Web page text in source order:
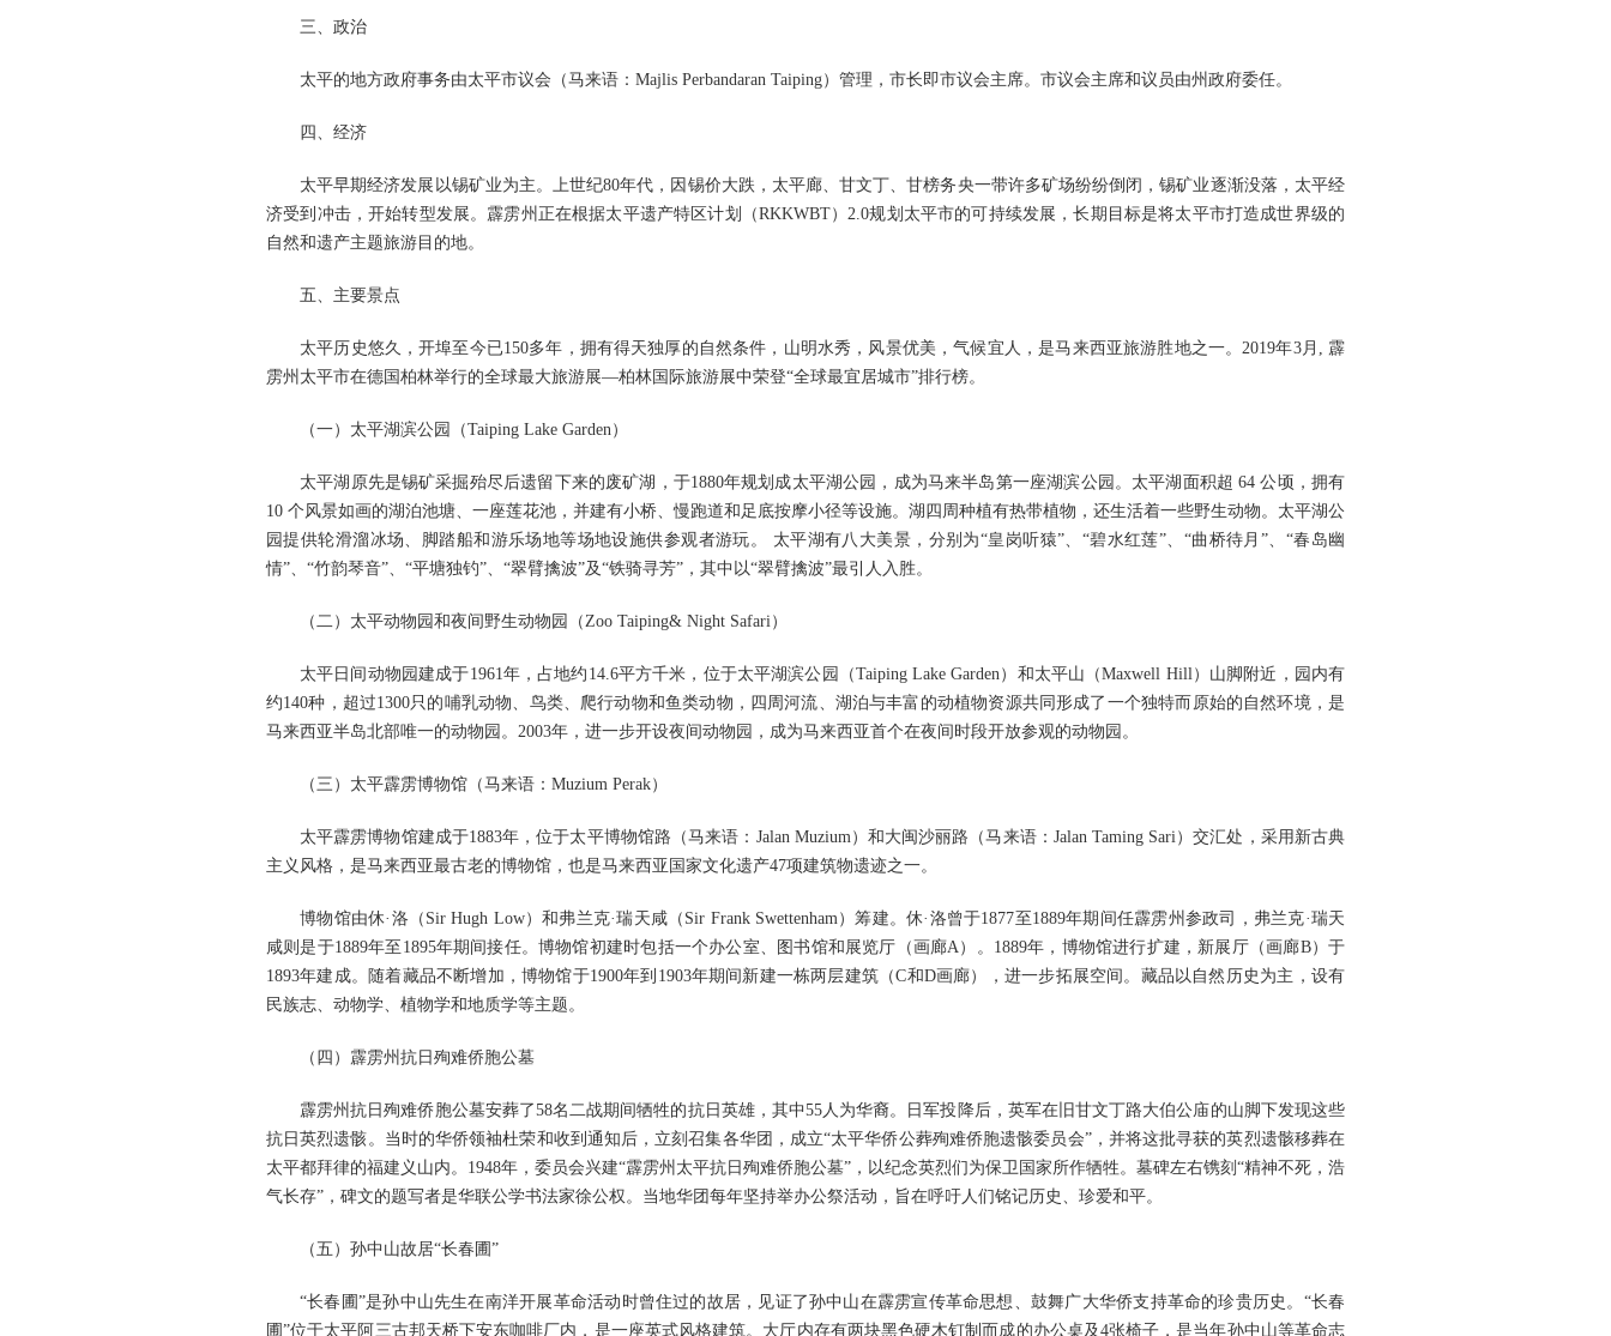
三、政治
太平的地方政府事务由太平市议会（马来语：Majlis Perbandaran Taiping）管理，市长即市议会主席。市议会主席和议员由州政府委任。
四、经济
太平早期经济发展以锡矿业为主。上世纪80年代，因锡价大跌，太平廊、甘文丁、甘榜务央一带许多矿场纷纷倒闭，锡矿业逐渐没落，太平经
济受到冲击，开始转型发展。霹雳州正在根据太平遗产特区计划（RKKWBT）2.0规划太平市的可持续发展，长期目标是将太平市打造成世界级的
自然和遗产主题旅游目的地。
五、主要景点
太平历史悠久，开埠至今已150多年，拥有得天独厚的自然条件，山明水秀，风景优美，气候宜人，是马来西亚旅游胜地之一。2019年3月, 霹
雳州太平市在德国柏林举行的全球最大旅游展—柏林国际旅游展中荣登“全球最宜居城市”排行榜。
（一）太平湖滨公园（Taiping Lake Garden）
太平湖原先是锡矿采掘殆尽后遗留下来的废矿湖，于1880年规划成太平湖公园，成为马来半岛第一座湖滨公园。太平湖面积超 64 公顷，拥有
10 个风景如画的湖泊池塘、一座莲花池，并建有小桥、慢跑道和足底按摩小径等设施。湖四周种植有热带植物，还生活着一些野生动物。太平湖公
园提供轮滑溜冰场、脚踏船和游乐场地等场地设施供参观者游玩。 太平湖有八大美景，分别为“皇岗听猿”、“碧水红莲”、“曲桥待月”、“春岛幽
情”、“竹韵琴音”、“平塘独钓”、“翠臂擒波”及“铁骑寻芳”，其中以“翠臂擒波”最引人入胜。
（二）太平动物园和夜间野生动物园（Zoo Taiping& Night Safari）
太平日间动物园建成于1961年，占地约14.6平方千米，位于太平湖滨公园（Taiping Lake Garden）和太平山（Maxwell Hill）山脚附近，园内有
约140种，超过1300只的哺乳动物、鸟类、爬行动物和鱼类动物，四周河流、湖泊与丰富的动植物资源共同形成了一个独特而原始的自然环境，是
马来西亚半岛北部唯一的动物园。2003年，进一步开设夜间动物园，成为马来西亚首个在夜间时段开放参观的动物园。
（三）太平霹雳博物馆（马来语：Muzium Perak）
太平霹雳博物馆建成于1883年，位于太平博物馆路（马来语：Jalan Muzium）和大闽沙丽路（马来语：Jalan Taming Sari）交汇处，采用新古典
主义风格，是马来西亚最古老的博物馆，也是马来西亚国家文化遗产47项建筑物遗迹之一。
博物馆由休·洛（Sir Hugh Low）和弗兰克·瑞天咸（Sir Frank Swettenham）筹建。休·洛曾于1877至1889年期间任霹雳州参政司，弗兰克·瑞天
咸则是于1889年至1895年期间接任。博物馆初建时包括一个办公室、图书馆和展览厅（画廊A）。1889年，博物馆进行扩建，新展厅（画廊B）于
1893年建成。随着藏品不断增加，博物馆于1900年到1903年期间新建一栋两层建筑（C和D画廊），进一步拓展空间。藏品以自然历史为主，设有
民族志、动物学、植物学和地质学等主题。
（四）霹雳州抗日殉难侨胞公墓
霹雳州抗日殉难侨胞公墓安葬了58名二战期间牺牲的抗日英雄，其中55人为华裔。日军投降后，英军在旧甘文丁路大伯公庙的山脚下发现这些
抗日英烈遗骸。当时的华侨领袖杜荣和收到通知后，立刻召集各华团，成立“太平华侨公葬殉难侨胞遗骸委员会”，并将这批寻获的英烈遗骸移葬在
太平都拜律的福建义山内。1948年，委员会兴建“霹雳州太平抗日殉难侨胞公墓”，以纪念英烈们为保卫国家所作牺牲。墓碑左右镌刻“精神不死，浩
气长存”，碑文的题写者是华联公学书法家徐公权。当地华团每年坚持举办公祭活动，旨在呼吁人们铭记历史、珍爱和平。
（五）孙中山故居“长春圃”
“长春圃”是孙中山先生在南洋开展革命活动时曾住过的故居，见证了孙中山在霹雳宣传革命思想、鼓舞广大华侨支持革命的珍贵历史。“长春
圃”位于太平阿三古邦天桥下安东咖啡厂内，是一座英式风格建筑。大厅内存有两块黑色硬木钉制而成的办公桌及4张椅子，是当年孙中山等革命志